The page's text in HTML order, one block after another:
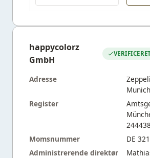
happycolorz
GmbH
Adresse
Register
244438
Momsnummer
DE
Administrerende direktør